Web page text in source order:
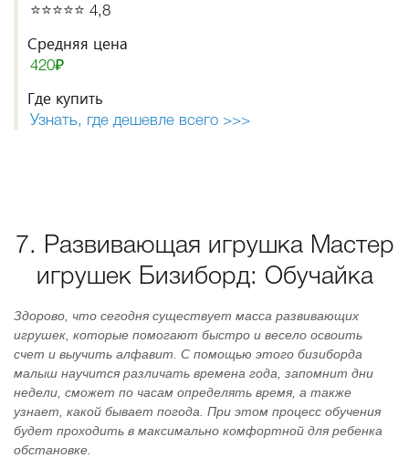
⭐️⭐️⭐️⭐️⭐️ 4,8
Средняя цена
420₽
Где купить
Узнать, где дешевле всего >>>
7. Развивающая игрушка Мастер
игрушек Бизиборд: Обучайка
Здорово, что сегодня существует масса развивающих
игрушек, которые помогают быстро и весело освоить
счет и выучить алфавит. С помощью этого бизиборда
малыш научится различать времена года, запомнит дни
недели, сможет по часам определять время, а также
узнает, какой бывает погода. При этом процесс обучения
будет проходить в максимально комфортной для ребенка
обстановке.